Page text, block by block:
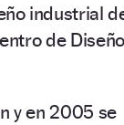
industrial
de Diseño
y en 2005 se